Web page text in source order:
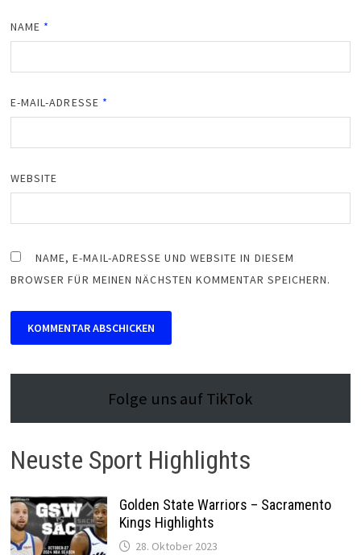
NAME *
E-MAIL-ADRESSE *
WEBSITE
NAME, E-MAIL-ADRESSE UND WEBSITE IN DIESEM
BROWSER FÜR MEINEN NÄCHSTEN KOMMENTAR SPEICHERN.
Folge uns auf TikTok
Neuste Sport Highlights
Golden State Warriors – Sacramento
Kings Highlights
28. Oktober 2023